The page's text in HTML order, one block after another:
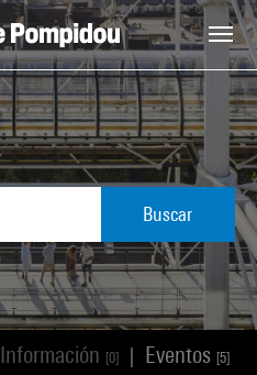
Buscar
Información [0] Eventos [5]